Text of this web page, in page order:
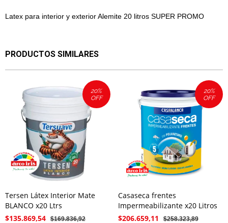
Latex para interior y exterior Alemite 20 litros SUPER PROMO
PRODUCTOS SIMILARES
20%
OFF
Tersen Látex Interior Mate
BLANCO x20 Ltrs
$135.869,54
$169.836,92
20%
OFF
Casaseca frentes
Impermeabilizante x20 Litros
$206.659,11
$258.323,89